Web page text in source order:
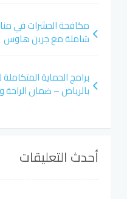
مكافحة الحشرات في
شاملة مع جرين هاوس
برامج الحماية
بالرياض – ضمان
أحدث التعليقات